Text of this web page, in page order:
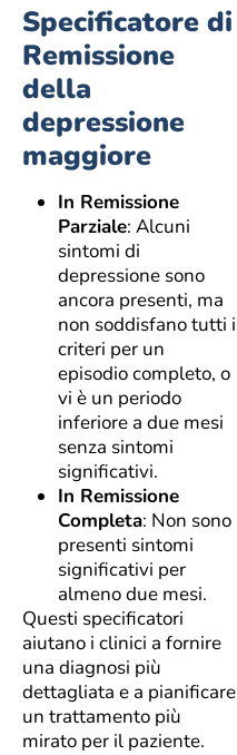
Specificatore di
Remissione
della
depressione
maggiore
In Remissione
Parziale: Alcuni
sintomi di
depressione sono
ancora presenti, ma
non soddisfano tutti i
criteri per un
episodio completo, o
vi è un periodo
inferiore a due mesi
senza sintomi
significativi.
In Remissione
Completa: Non sono
presenti sintomi
significativi per
almeno due mesi.
Questi specificatori
aiutano i clinici a fornire
una diagnosi più
dettagliata e a pianificare
un trattamento più
mirato per il paziente.